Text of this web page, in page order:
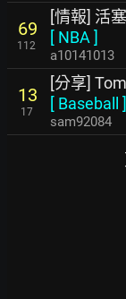
69
112
[情報] 活
[ NBA ]
a10141013
13
17
[分享]
[ Baseball ]
sam92084